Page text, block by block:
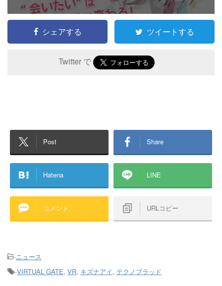
シェアする ツイートする
Twitter で
Post Share
Hatena LINE
コメント URLコピー
-ニュース
-VIRTUAL GATE, VR, キズナアイ, テクノブラッド